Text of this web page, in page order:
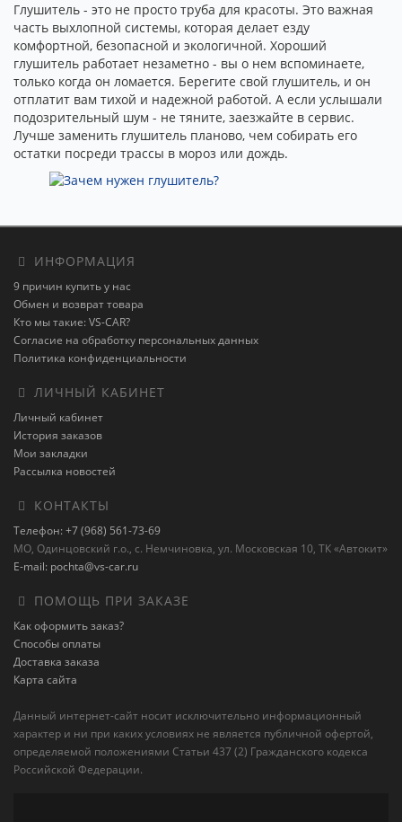
Глушитель - это не просто труба для красоты. Это важная
часть выхлопной системы, которая делает езду
комфортной, безопасной и экологичной. Хороший
глушитель работает незаметно - вы о нем вспоминаете,
только когда он ломается. Берегите свой глушитель, и он
отплатит вам тихой и надежной работой. А если услышали
подозрительный шум - не тяните, заезжайте в сервис.
Лучше заменить глушитель планово, чем собирать его
остатки посреди трассы в мороз или дождь.
ИНФОРМАЦИЯ
9 причин купить у нас
Обмен и возврат товара
Кто мы такие: VS-CAR?
Согласие на обработку персональных данных
Политика конфиденциальности
ЛИЧНЫЙ КАБИНЕТ
Личный кабинет
История заказов
Мои закладки
Рассылка новостей
КОНТАКТЫ
Телефон: +7 (968) 561-73-69
МО, Одинцовский г.о., с. Немчиновка, ул. Московская 10, ТК «Автокит»
E-mail: pochta@vs-car.ru
ПОМОЩЬ ПРИ ЗАКАЗЕ
Как оформить заказ?
Способы оплаты
Доставка заказа
Карта сайта
Данный интернет-сайт носит исключительно информационный
характер и ни при каких условиях не является публичной офертой,
определяемой положениями Статьи 437 (2) Гражданского кодекса
Российской Федерации.